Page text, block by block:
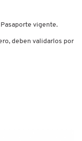
vigente.
deben validarlos por